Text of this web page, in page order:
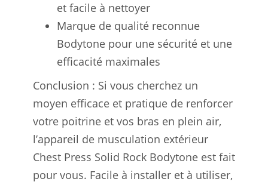
et facile à nettoyer
Marque de qualité reconnue
Bodytone pour une sécurité et une
efficacité maximales
Conclusion : Si vous cherchez un
moyen efficace et pratique de renforcer
votre poitrine et vos bras en plein air,
l’appareil de musculation extérieur
Chest Press Solid Rock Bodytone est fait
pour vous. Facile à installer et à utiliser,